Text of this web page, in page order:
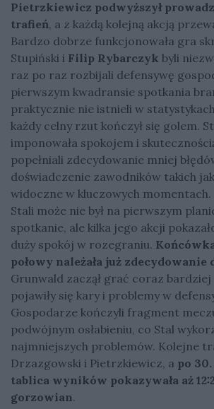
Pietrzkiewicz podwyższył
trafień, a z każdą kolejną akcją
Bardzo dobrze funkcjonowała gra
Stupiński i Filip Rybarczyk byli
raz po raz rozbijali defensywę
pierwszym kwadransie spotkania
praktycznie nie istnieli w
każdy celny rzut kończył się golem.
imponowała spokojem i
popełniali zdecydowanie mniej
doświadczenie zawodników takich jak
widoczne w kluczowych
Stali może nie był na pierwszym
spotkanie, ale kilka jego akcji
duży spokój w rozegraniu.
połowy należała już zdecydowanie
Grunwald zaczął grać coraz
pojawiły się kary i problemy w
Gospodarze kończyli fragment
podwójnym osłabieniu, co Stal
najmniejszych problemów. Kolejne
Drzazgowski i Pietrzkiewicz, a po
tablica wyników pokazywała aż
gorzowian.